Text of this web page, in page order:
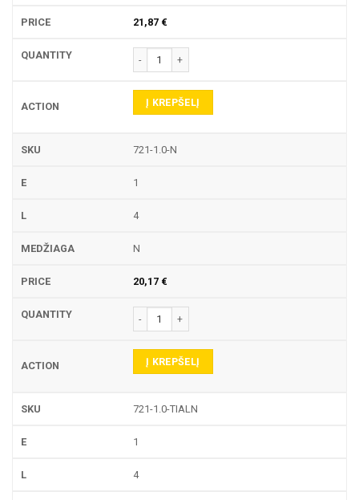
21,87 €
produkto kiekis: 721 TEKINIMO PLOKŠTELĖ
Į KREPŠELĮ
721-1.0-N
1
4
N
20,17 €
produkto kiekis: 721 TEKINIMO PLOKŠTELĖ
Į KREPŠELĮ
721-1.0-TIALN
1
4